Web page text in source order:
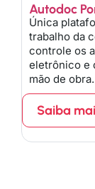
Autodoc
Única
trabalho da
controle os
eletrônico e
mão de obra.
Saiba